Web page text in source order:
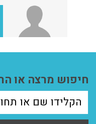
חיפוש מרצה או